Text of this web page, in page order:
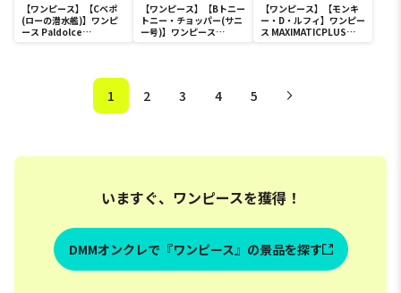
【ワンピース】【Cベポ
(ローの潜水艦)】ワンピ
ース Paldolce
【ワンピース】【Bトニー
トニー・チョッパー(サニ
ー号)】ワンピース
【ワンピース】【モンキ
ー・D・ルフィ】ワンピー
ス MAXIMATICPLUS
1 2 3 4 5
いますぐ、ワンピースを獲得！
DMMオンクレで『ワンピース』の景品を探す